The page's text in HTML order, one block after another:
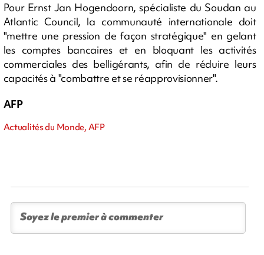
Pour Ernst Jan Hogendoorn, spécialiste du Soudan au
Atlantic Council, la communauté internationale doit
"mettre une pression de façon stratégique" en gelant
les comptes bancaires et en bloquant les activités
commerciales des belligérants, afin de réduire leurs
capacités à "combattre et se réapprovisionner".
AFP
Actualités du Monde, AFP